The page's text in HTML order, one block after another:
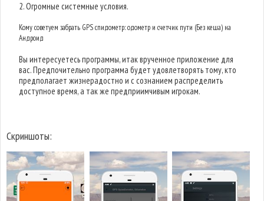
2. Огромные системные условия.
Кому советуем забрать GPS спидометр: одометр и счетчик пути (Без кеша) на
Андроид
Вы интересуетесь программы, итак врученное приложение для
вас. Предпочительно программа будет удовлетворять тому, кто
предполагает жизнерадостно и с сознанием распределить
доступное время, а так же предприимчивым игрокам.
Скриншоты: